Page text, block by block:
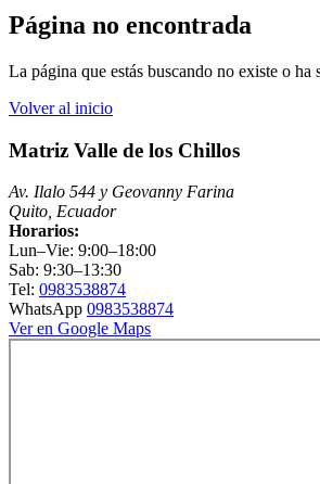
Página no encontrada
La página que estás buscando no existe o ha
Volver al inicio
Matriz Valle de los Chillos
Av. Ilalo 544 y Geovanny Farina
Quito, Ecuador
Horarios:
Lun–Vie: 9:00–18:00
Sab: 9:30–13:30
Tel: 0983538874
WhatsApp 0983538874
Ver en Google Maps